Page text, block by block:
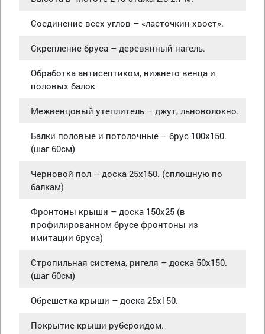
Соединение всех углов – «ласточкин хвост».
Скрепление бруса – деревянный нагель.
Обработка антисептиком, нижнего венца и
половых балок
Межвенцовый утеплитель – джут, льноволокно.
Балки половые и потолочные – брус 100х150.
(шаг 60см)
Черновой пол – доска 25х150. (сплошную по
балкам)
Фронтоны крыши – доска 150х25 (в
профилированном брусе фронтоны из
имитации бруса)
Стропильная система, ригеля – доска 50х150.
(шаг 60см)
Обрешетка крыши – доска 25х150.
Покрытие крыши рубероидом.